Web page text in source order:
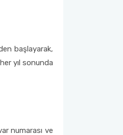
başlayarak,
yıl sonunda
numarası ve